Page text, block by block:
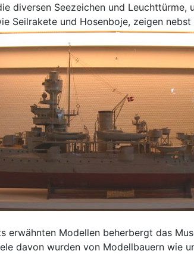
diversen Seezeichen und
Seilrakete und Hosenboje, zeigen
erwähnten Modellen beherbergt das
davon wurden von Modellbauern wie